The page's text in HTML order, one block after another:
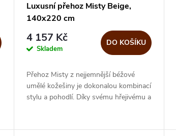
Luxusní přehoz Misty Beige,
140x220 cm
4 157 Kč
Skladem
DO KOŠÍKU
Přehoz Misty z nejjemnější béžové
umělé kožešiny je dokonalou kombinací
stylu a pohodlí. Díky svému hřejivému a